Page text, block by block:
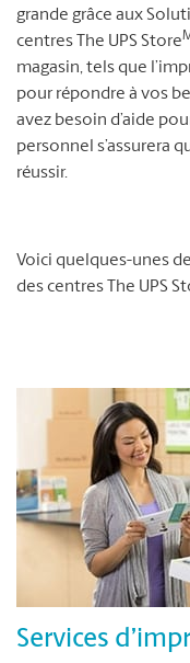
grande grâce aux
centres The UPS Store
magasin, tels que
pour répondre à vos
avez besoin d’aide
personnel s’assurera
réussir.
Voici quelques-unes
des centres The UPS
Services